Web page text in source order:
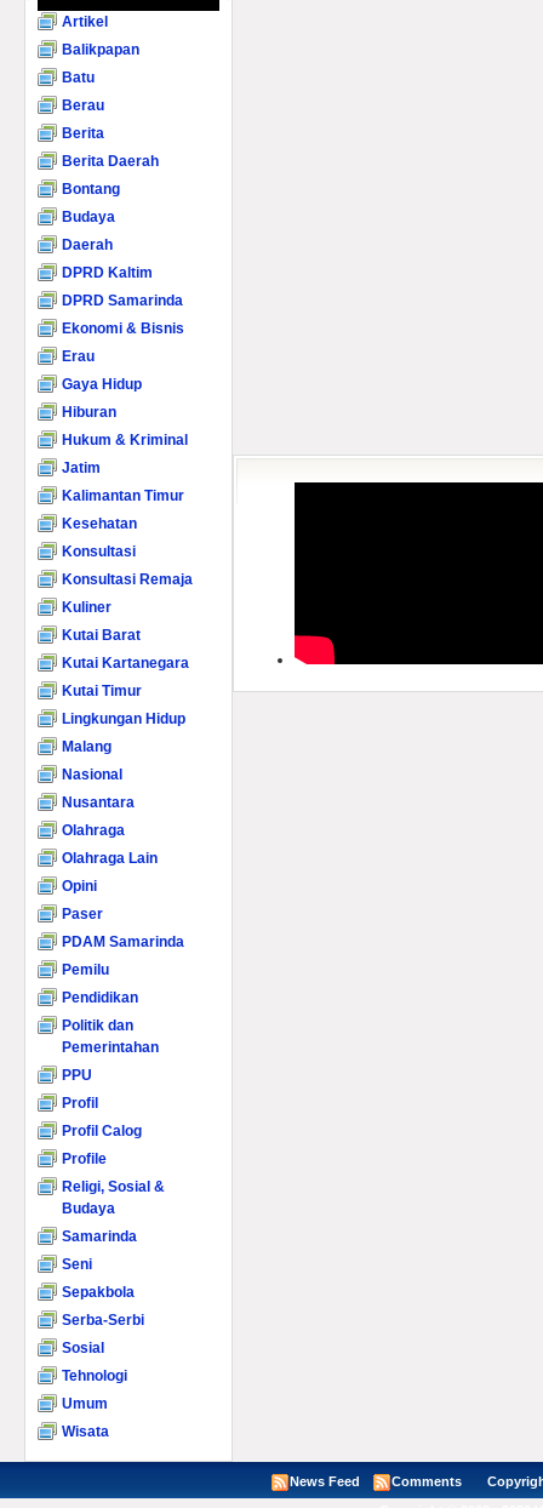
Artikel
Balikpapan
Batu
Berau
Berita
Berita Daerah
Bontang
Budaya
Daerah
DPRD Kaltim
DPRD Samarinda
Ekonomi & Bisnis
Erau
Gaya Hidup
Hiburan
Hukum & Kriminal
Jatim
Kalimantan Timur
Kesehatan
Konsultasi
Konsultasi Remaja
Kuliner
Kutai Barat
Kutai Kartanegara
Kutai Timur
Lingkungan Hidup
Malang
Nasional
Nusantara
Olahraga
Olahraga Lain
Opini
Paser
PDAM Samarinda
Pemilu
Pendidikan
Politik dan
Pemerintahan
PPU
Profil
Profil Calog
Profile
Religi, Sosial &
Budaya
Samarinda
Seni
Sepakbola
Serba-Serbi
Sosial
Tehnologi
Umum
Wisata
News Feed Comments Copyright